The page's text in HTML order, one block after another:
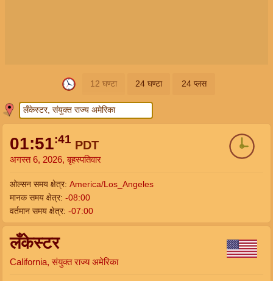
12 घण्टा 24 घण्टा 24 प्लस
01:51:41 PDT
अगस्त 6, 2026, बृहस्पतिवार
ओल्सन समय क्षेत्र: America/Los_Angeles
मानक समय क्षेत्र: -08:00
वर्तमान समय क्षेत्र: -07:00
लँकेस्टर
California, संयुक्त राज्य अमेरिका